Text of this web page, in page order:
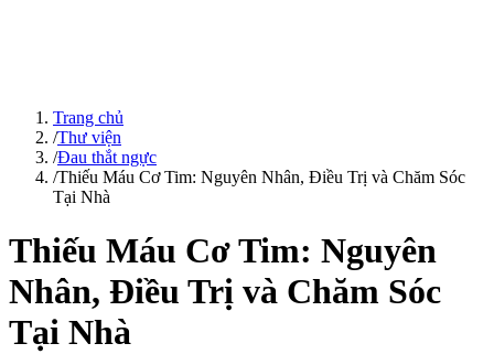
Trang chủ
/Thư viện
/Đau thắt ngực
/Thiếu Máu Cơ Tim: Nguyên Nhân, Điều Trị và Chăm Sóc
Tại Nhà
Thiếu Máu Cơ Tim: Nguyên
Nhân, Điều Trị và Chăm Sóc
Tại Nhà